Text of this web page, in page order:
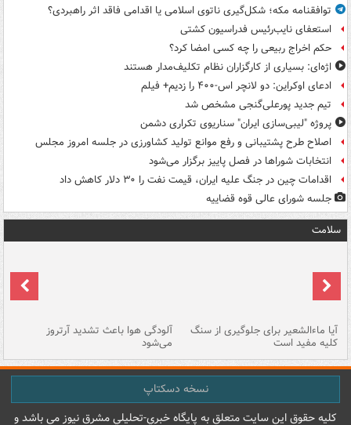
توافقنامه مکه؛ شکل‌گیری ناتوی اسلامی یا اقدامی فاقد اثر راهبردی؟
استعفای نایب‌رئیس فدراسیون کشتی
حکم اخراج ربیعی را چه کسی امضا کرد؟
اژه‌ای: بسیاری از کارگزاران نظام تکلیف‌مدار هستند
ادعای اوکراین: دو لانچر اس-۴۰۰ را زدیم+ فیلم
تیم جدید پورعلی‌گنجی مشخص شد
پروژه "لیبی‌سازی ایران" سناریوی تکراری دشمن
اصلاح طرح پشتیبانی و رفع موانع تولید کشاورزی در جلسه امروز مجلس
انتخابات شوراها در فصل پاییز برگزار می‌شود
اقدامات چین در جنگ علیه ایران، قیمت نفت را ۳۰ دلار کاهش داد
جلسه شورای عالی قوه قضاییه
سلامت
آیا ماءالشعیر برای جلوگیری از سنگ
کلیه مفید است
آلودگی هوا باعث تشدید آرتروز
می‌شود
نسخه دسکتاپ
کليه حقوق اين سايت متعلق به پایگاه خبري-تحليلي مشرق نيوز می باشد و